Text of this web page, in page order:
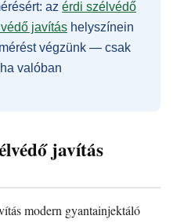
az érdi szélvédő
javítás helyszínein
végzünk — csak
valóban
javítás
modern gyantainjektáló